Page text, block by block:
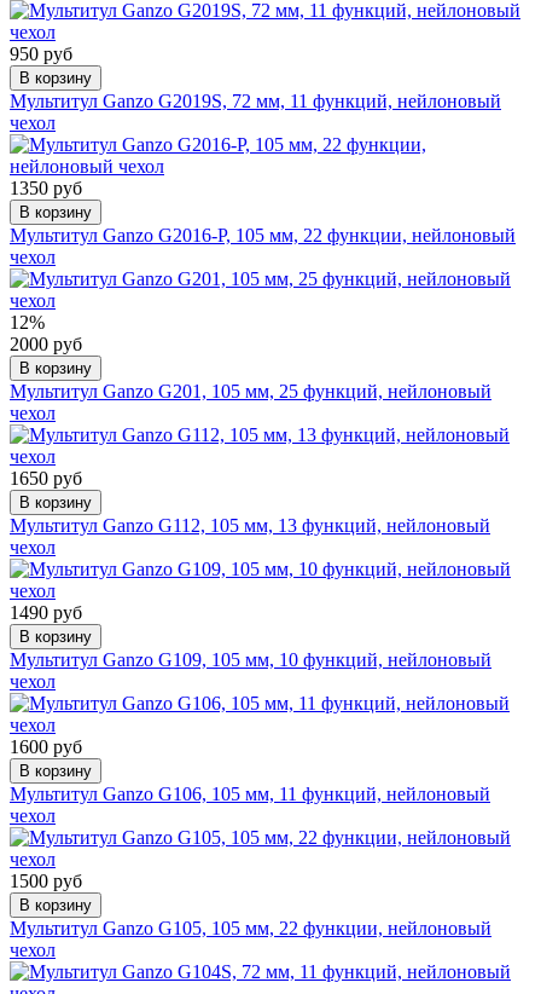
950 руб
В корзину
Мультитул Ganzo G2019S, 72 мм, 11 функций, нейлоновый
чехол
1350 руб
В корзину
Мультитул Ganzo G2016-P, 105 мм, 22 функции, нейлоновый
чехол
12%
2000 руб
В корзину
Мультитул Ganzo G201, 105 мм, 25 функций, нейлоновый
чехол
1650 руб
В корзину
Мультитул Ganzo G112, 105 мм, 13 функций, нейлоновый
чехол
1490 руб
В корзину
Мультитул Ganzo G109, 105 мм, 10 функций, нейлоновый
чехол
1600 руб
В корзину
Мультитул Ganzo G106, 105 мм, 11 функций, нейлоновый
чехол
1500 руб
В корзину
Мультитул Ganzo G105, 105 мм, 22 функции, нейлоновый
чехол